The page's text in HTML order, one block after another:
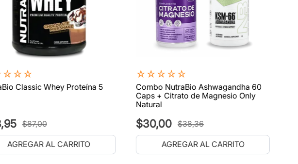
☆☆☆
Classic Whey Proteína 5
,95 $87,00
AGREGAR AL CARRITO
☆☆☆☆☆
Combo NutraBio Ashwagandha 60
Caps + Citrato de Magnesio Only
Natural
$30,00 $38,36
AGREGAR AL CARRITO